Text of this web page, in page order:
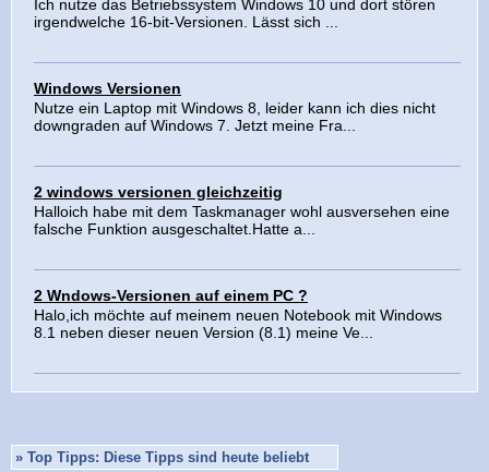
Ich nutze das Betriebssystem Windows 10 und dort stören
irgendwelche 16-bit-Versionen. Lässt sich ...
Windows Versionen
Nutze ein Laptop mit Windows 8, leider kann ich dies nicht
downgraden auf Windows 7. Jetzt meine Fra...
2 windows versionen gleichzeitig
Halloich habe mit dem Taskmanager wohl ausversehen eine
falsche Funktion ausgeschaltet.Hatte a...
2 Wndows-Versionen auf einem PC ?
Halo,ich möchte auf meinem neuen Notebook mit Windows
8.1 neben dieser neuen Version (8.1) meine Ve...
» Top Tipps: Diese Tipps sind heute beliebt